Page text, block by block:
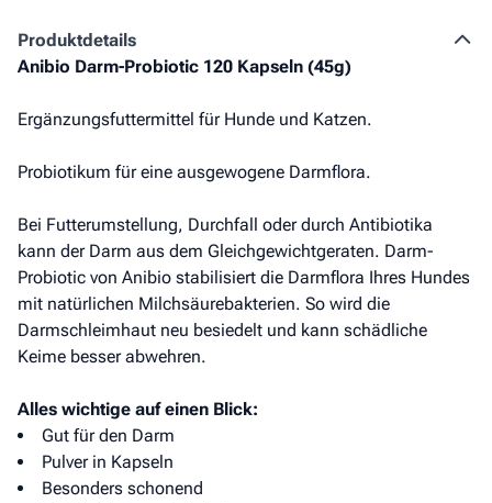
Produkt­details
Anibio Darm-Probiotic 120 Kapseln (45g)
Ergänzungsfuttermittel für Hunde und Katzen.
Probiotikum für eine ausgewogene Darmflora.
Bei Futterumstellung, Durchfall oder durch Antibiotika
kann der Darm aus dem Gleichgewichtgeraten. Darm-
Probiotic von Anibio stabilisiert die Darmflora Ihres Hundes
mit natürlichen Milchsäurebakterien. So wird die
Darmschleimhaut neu besiedelt und kann schädliche
Keime besser abwehren.
Alles wichtige auf einen Blick:
Gut für den Darm
Pulver in Kapseln
Besonders schonend